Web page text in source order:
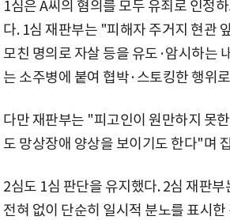
1심은 A씨의 혐의를 모두 유죄로 인정
다. 1심 재판부는 "피해자 주거지 현관
모친 명의로 자살 등을 유도·암시하는
는 소주병에 붙여 협박·스토킹한 행위
다만 재판부는 "피고인이 원만하지 못
도 망상장애 양상을 보이기도 한다"며
2심도 1심 판단을 유지했다. 2심 재판
전혀 없이 단순히 일시적 분노를 표시